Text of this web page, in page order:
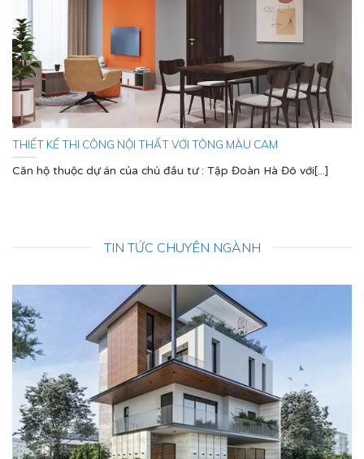
THIẾT KẾ THI CÔNG NỘI THẤT VỚI TÔNG MÀU CAM
Căn hộ thuộc dự án của chủ đầu tư : Tập Đoàn Hà Đô với[...]
TIN TỨC CHUYÊN NGÀNH